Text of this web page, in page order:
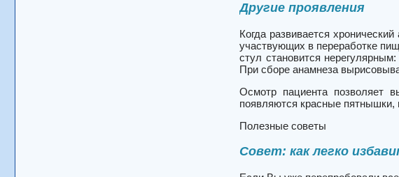
Другие проявления
Когда развивается
участвующих в переработке
стул становится
При сборе анамнеза
Осмотр пациента позволяет
появляются красные
Полезные советы
Совет: как легко